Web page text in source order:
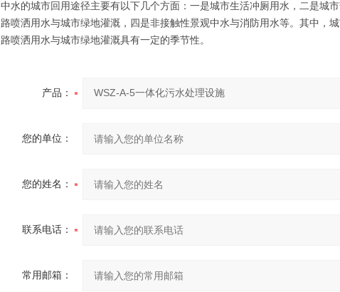
中水的城市回用途径主要有以下几个方面：一是城市生活冲厕用水，二是城
路喷洒用水与城市绿地灌溉，四是非接触性景观中水与消防用水等。其中，
路喷洒用水与城市绿地灌溉具有一定的季节性。
产品：
您的单位：
您的姓名：
联系电话：
常用邮箱：